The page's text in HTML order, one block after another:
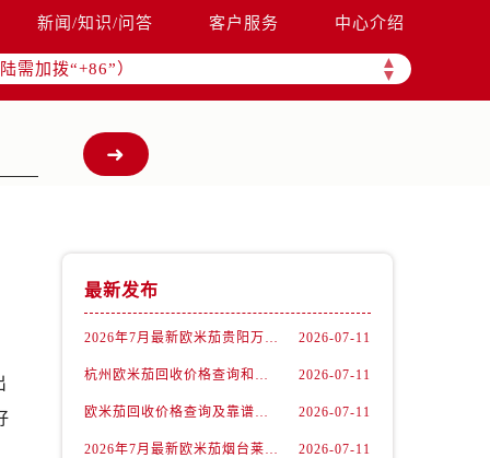
新闻/知识/问答 客户服务 中心介绍
▲
▼
需加拨“+86”）
最新发布
2026年7月最新欧米茄贵阳万象汇维修保养服务电话 2026-07-11
杭州欧米茄回收价格查询和各大回收平台实测排行（2026年7月最新数据） 2026-07-11
欧米茄回收价格查询及靠谱平台实测排行(2026年7月最新) 2026-07-11
2026年7月最新欧米茄烟台莱山宝龙广场维修保养服务电话 2026-07-11